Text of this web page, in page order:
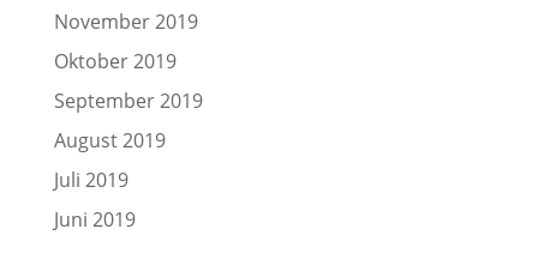
November 2019
Oktober 2019
September 2019
August 2019
Juli 2019
Juni 2019